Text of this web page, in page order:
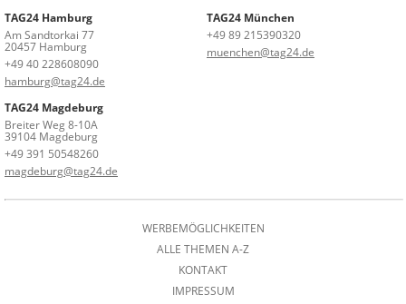
TAG24 Hamburg
Am Sandtorkai 77
20457 Hamburg
+49 40 228608090
hamburg@tag24.de
TAG24 München
+49 89 215390320
muenchen@tag24.de
TAG24 Magdeburg
Breiter Weg 8-10A
39104 Magdeburg
+49 391 50548260
magdeburg@tag24.de
WERBEMÖGLICHKEITEN
ALLE THEMEN A-Z
KONTAKT
IMPRESSUM